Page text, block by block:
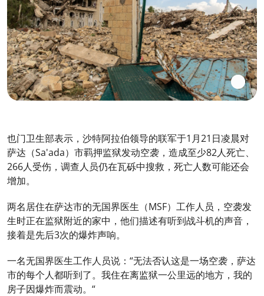
也门卫生部表示，沙特阿拉伯领导的联军于1月21日凌晨对
萨达（Sa'ada）市羁押监狱发动空袭，造成至少82人死亡、
266人受伤，调查人员仍在瓦砾中搜救，死亡人数可能还会
增加。
两名居住在萨达市的无国界医生（MSF）工作人员，空袭发
生时正在监狱附近的家中，他们描述有听到战斗机的声音，
接着是先后3次的爆炸声响。
一名无国界医生工作人员说：“无法否认这是一场空袭，萨达
市的每个人都听到了。我住在离监狱一公里远的地方，我的
房子因爆炸而震动。“